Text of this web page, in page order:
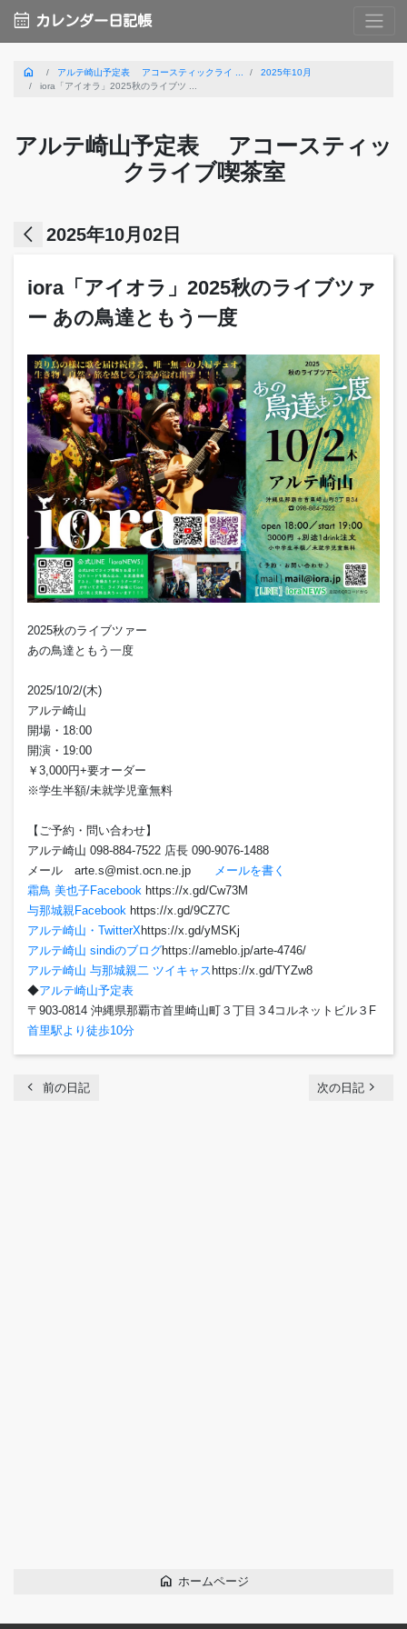
calendar_month カレンダー日記帳
home アルテ崎山予定表 アコースティックライ ...
2025年10月
iora「アイオラ」2025秋のライブツ ...
アルテ崎山予定表 アコースティッ
クライブ喫茶室
arrow_back_ios 2025年10月02日
iora「アイオラ」2025秋のライブツァ
ー あの鳥達ともう一度
2025秋のライブツァー
あの鳥達ともう一度
2025/10/2/(木)
アルテ崎山
開場・18:00
開演・19:00
￥3,000円+要オーダー
※学生半額/未就学児童無料
【ご予約・問い合わせ】
アルテ崎山 098-884-7522 店長 090-9076-1488
メール arte.s@mist.ocn.ne.jp
メールを書く
霜鳥 美也子Facebook https://x.gd/Cw73M
与那城親Facebook https://x.gd/9CZ7C
アルテ崎山・TwitterX https://x.gd/yMSKj
アルテ崎山 sindiのブログhttps://ameblo.jp/arte-4746/
アルテ崎山 与那城親二 ツイキャス https://x.gd/TYZw8
◆アルテ崎山予定表
〒903-0814 沖縄県那覇市首里崎山町３丁目３4コルネットビル３F
首里駅より徒歩10分
chevron_left 前の日記 次の日記 navigate_next
home ホームページ